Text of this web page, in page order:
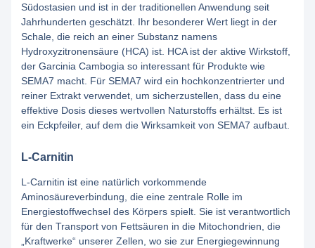
Südostasien und ist in der traditionellen Anwendung seit
Jahrhunderten geschätzt. Ihr besonderer Wert liegt in der
Schale, die reich an einer Substanz namens
Hydroxyzitronensäure (HCA) ist. HCA ist der aktive Wirkstoff,
der Garcinia Cambogia so interessant für Produkte wie
SEMA7 macht. Für SEMA7 wird ein hochkonzentrierter und
reiner Extrakt verwendet, um sicherzustellen, dass du eine
effektive Dosis dieses wertvollen Naturstoffs erhältst. Es ist
ein Eckpfeiler, auf dem die Wirksamkeit von SEMA7 aufbaut.
L-Carnitin
L-Carnitin ist eine natürlich vorkommende
Aminosäureverbindung, die eine zentrale Rolle im
Energiestoffwechsel des Körpers spielt. Sie ist verantwortlich
für den Transport von Fettsäuren in die Mitochondrien, die
„Kraftwerke“ unserer Zellen, wo sie zur Energiegewinnung